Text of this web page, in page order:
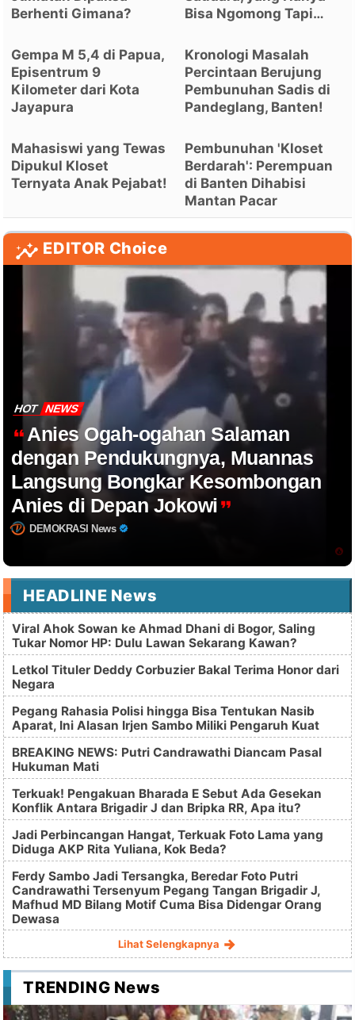
Berhenti Gimana?
Bisa Ngomong Tapi…
Gempa M 5,4 di Papua,
Episentrum 9
Kilometer dari Kota
Jayapura
Kronologi Masalah
Percintaan Berujung
Pembunuhan Sadis di
Pandeglang, Banten!
Mahasiswi yang Tewas
Dipukul Kloset
Ternyata Anak Pejabat!
Pembunuhan 'Kloset
Berdarah': Perempuan
di Banten Dihabisi
Mantan Pacar
EDITOR Choice
HOT NEWS
Anies Ogah-ogahan Salaman
dengan Pendukungnya, Muannas
Langsung Bongkar Kesombongan
Anies di Depan Jokowi
DEMOKRASI News
HEADLINE News
Viral Ahok Sowan ke Ahmad Dhani di Bogor, Saling
Tukar Nomor HP: Dulu Lawan Sekarang Kawan?
Letkol Tituler Deddy Corbuzier Bakal Terima Honor dari
Negara
Pegang Rahasia Polisi hingga Bisa Tentukan Nasib
Aparat, Ini Alasan Irjen Sambo Miliki Pengaruh Kuat
BREAKING NEWS: Putri Candrawathi Diancam Pasal
Hukuman Mati
Terkuak! Pengakuan Bharada E Sebut Ada Gesekan
Konflik Antara Brigadir J dan Bripka RR, Apa itu?
Jadi Perbincangan Hangat, Terkuak Foto Lama yang
Diduga AKP Rita Yuliana, Kok Beda?
Ferdy Sambo Jadi Tersangka, Beredar Foto Putri
Candrawathi Tersenyum Pegang Tangan Brigadir J,
Mafhud MD Bilang Motif Cuma Bisa Didengar Orang
Dewasa
Lihat Selengkapnya
TRENDING News